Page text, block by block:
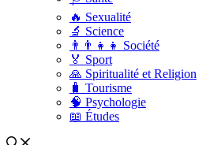
🔥 Sexualité
🔬 Science
👨‍👨‍👧‍👧 Société
🏅 Sport
🙏 Spiritualité et Religion
🧳 Tourisme
🧠 Psychologie
📖 Études